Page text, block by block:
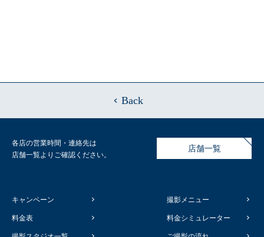
Back
各店の営業時間・連絡先は
店舗一覧よりご確認ください。
店舗一覧
キャンペーン 撮影メニュー
料金表 料金シミュレーター